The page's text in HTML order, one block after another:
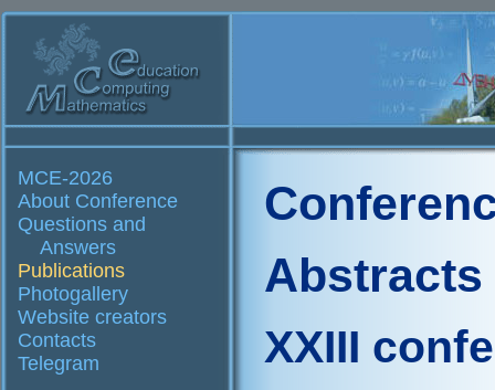
MCE-2026
About Conference
Questions and
Answers
Publications
Photogallery
Website creators
Contacts
Telegram
Abstracts
XXIII